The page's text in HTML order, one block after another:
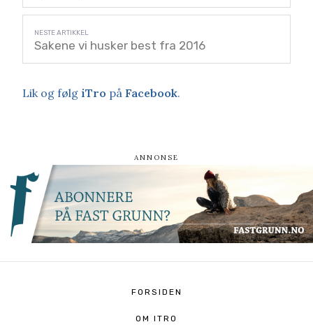
Sakene vi husker best fra 2016
Lik og følg iTro på Facebook.
FORSIDEN
OM ITRO